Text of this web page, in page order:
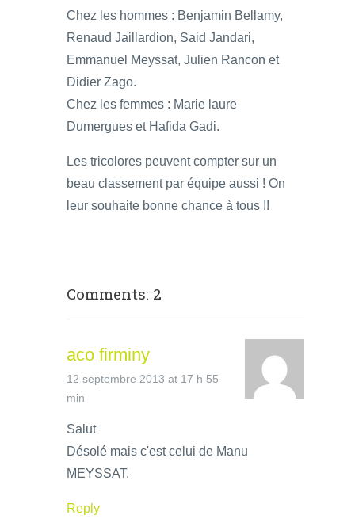
Chez les hommes : Benjamin Bellamy,
Renaud Jaillardion, Said Jandari,
Emmanuel Meyssat, Julien Rancon et
Didier Zago.
Chez les femmes : Marie laure
Dumergues et Hafida Gadi.
Les tricolores peuvent compter sur un
beau classement par équipe aussi ! On
leur souhaite bonne chance à tous !!
Comments: 2
aco firminy
12 septembre 2013 at 17 h 55
min
Salut
Désolé mais c'est celui de Manu
MEYSSAT.
Reply